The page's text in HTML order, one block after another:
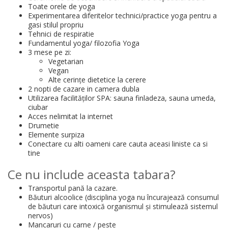
Toate orele de yoga
Experimentarea diferitelor technici/practice yoga pentru a
gasi stilul propriu
Tehnici de respiratie
Fundamentul yoga/ filozofia Yoga
3 mese pe zi:
Vegetarian
Vegan
Alte cerințe dietetice la cerere
2 nopti de cazare in camera dubla
Utilizarea facilităților SPA: sauna finladeza, sauna umeda,
ciubar
Acces nelimitat la internet
Drumetie
Elemente surpiza
Conectare cu alti oameni care cauta aceasi liniste ca si
tine
Ce nu include aceasta tabara?
Transportul pană la cazare.
Băuturi alcoolice (disciplina yoga nu încurajează consumul
de băuturi care intoxică organismul și stimulează sistemul
nervos)
Mancaruri cu carne / peste